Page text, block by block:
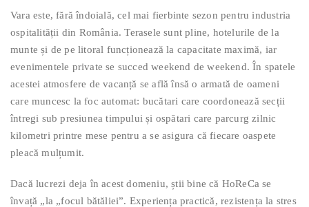
Vara este, fără îndoială, cel mai fierbinte sezon pentru industria
ospitalității din România. Terasele sunt pline, hotelurile de la
munte și de pe litoral funcționează la capacitate maximă, iar
evenimentele private se succed weekend de weekend. În spatele
acestei atmosfere de vacanță se află însă o armată de oameni
care muncesc la foc automat: bucătari care coordonează secții
întregi sub presiunea timpului și ospătari care parcurg zilnic
kilometri printre mese pentru a se asigura că fiecare oaspete
pleacă mulțumit.
Dacă lucrezi deja în acest domeniu, știi bine că HoReCa se
învață „la „focul bătăliei”. Experiența practică, rezistența la stres